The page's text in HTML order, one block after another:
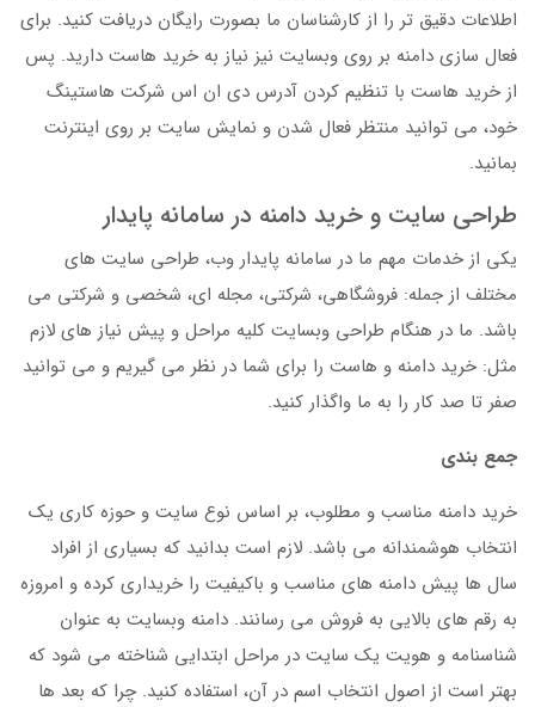
اطلاعات دقیق تر را از کارشناسان ما بصورت رایگان دریافت کنید. برای
فعال سازی دامنه بر روی وبسایت نیز نیاز به خرید هاست دارید. پس
از خرید هاست با تنظیم کردن آدرس دی ان اس شرکت هاستینگ
خود، می توانید منتظر فعال شدن و نمایش سایت بر روی اینترنت
بمانید.
طراحی سایت و خرید دامنه در سامانه پایدار
یکی از خدمات مهم ما در سامانه پایدار وب، طراحی سایت های
مختلف از جمله: فروشگاهی، شرکتی، مجله ای، شخصی و شرکتی می
باشد. ما در هنگام طراحی وبسایت کلیه مراحل و پیش نیاز های لازم
مثل: خرید دامنه و هاست را برای شما در نظر می گیریم و می توانید
صفر تا صد کار را به ما واگذار کنید.
جمع بندی
خرید دامنه مناسب و مطلوب، بر اساس نوع سایت و حوزه کاری یک
انتخاب هوشمندانه می باشد. لازم است بدانید که بسیاری از افراد
سال ها پیش دامنه های مناسب و باکیفیت را خریداری کرده و امروزه
به رقم های بالایی به فروش می رسانند. دامنه وبسایت به عنوان
شناسنامه و هویت یک سایت در مراحل ابتدایی شناخته می شود که
بهتر است از اصول انتخاب اسم در آن، استفاده کنید. چرا که بعد ها